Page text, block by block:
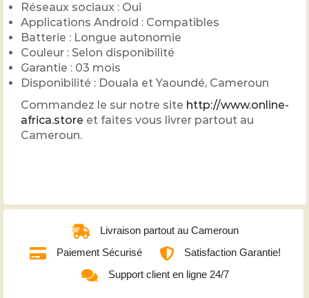
Réseaux sociaux : Oui
Applications Android : Compatibles
Batterie : Longue autonomie
Couleur : Selon disponibilité
Garantie : 03 mois
Disponibilité : Douala et Yaoundé, Cameroun
Commandez le sur notre site http://www.online-
africa.store et faites vous livrer partout au
Cameroun.
Livraison partout au Cameroun
Paiement Sécurisé
Satisfaction Garantie!
Support client en ligne 24/7